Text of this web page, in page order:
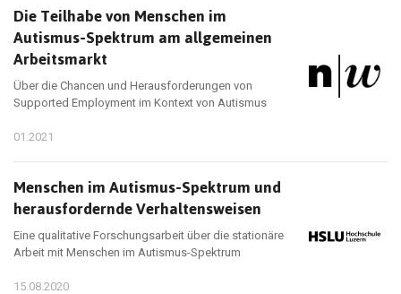
Die Teilhabe von Menschen im
Autismus-Spektrum am allgemeinen
Arbeitsmarkt
Über die Chancen und Herausforderungen von
Supported Employment im Kontext von Autismus
01.2021
Menschen im Autismus-Spektrum und
herausfordernde Verhaltensweisen
Eine qualitative Forschungsarbeit über die stationäre
Arbeit mit Menschen im Autismus-Spektrum
15.08.2020